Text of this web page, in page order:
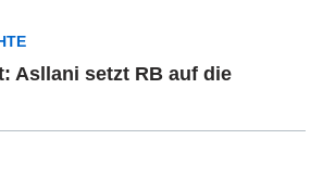
Asllani setzt RB auf die